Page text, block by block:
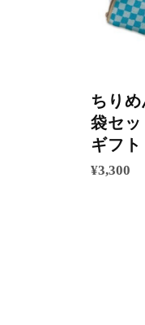
ちり
袋セッ
ギフト
¥3,300